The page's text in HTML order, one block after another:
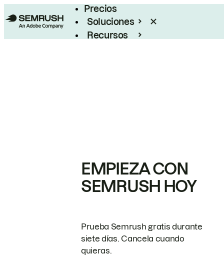
Precios
Soluciones
Recursos
EMPIEZA CON
SEMRUSH HOY
Prueba Semrush gratis durante
siete días. Cancela cuando
quieras.